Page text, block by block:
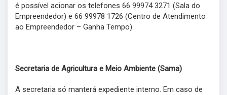
é possível acionar os telefones 66 99974 3271 (Sala do
Empreendedor) e 66 99978 1726 (Centro de Atendimento
ao Empreendedor – Ganha Tempo).
Secretaria de Agricultura e Meio Ambiente (Sama)
A secretaria só manterá expediente interno. Em caso de